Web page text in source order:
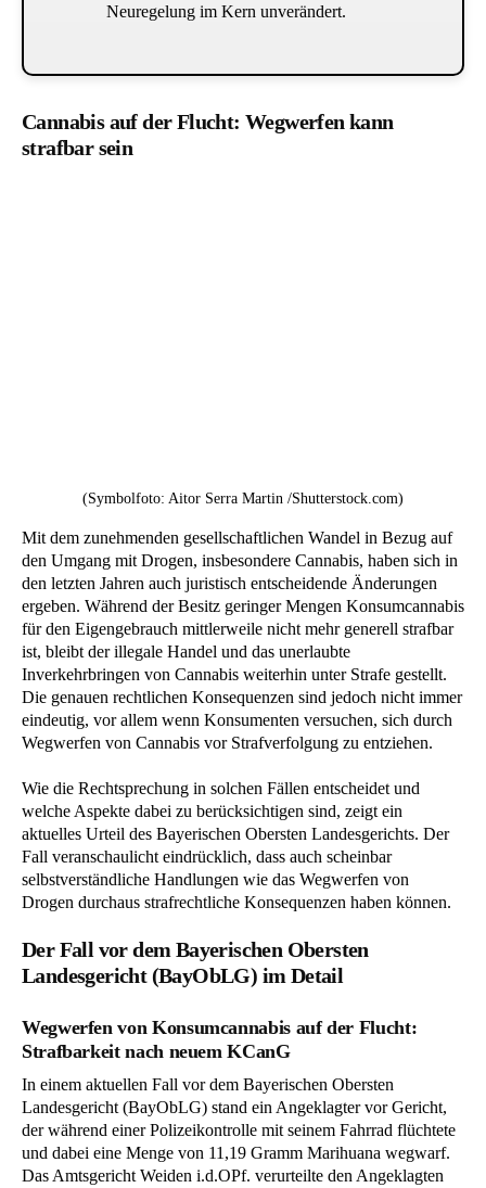
Neuregelung im Kern unverändert.
Cannabis auf der Flucht: Wegwerfen kann
strafbar sein
(Symbolfoto: Aitor Serra Martin /Shutterstock.com)
Mit dem zunehmenden gesellschaftlichen Wandel in Bezug auf
den Umgang mit Drogen, insbesondere Cannabis, haben sich in
den letzten Jahren auch juristisch entscheidende Änderungen
ergeben. Während der Besitz geringer Mengen Konsumcannabis
für den Eigengebrauch mittlerweile nicht mehr generell strafbar
ist, bleibt der illegale Handel und das unerlaubte
Inverkehrbringen von Cannabis weiterhin unter Strafe gestellt.
Die genauen rechtlichen Konsequenzen sind jedoch nicht immer
eindeutig, vor allem wenn Konsumenten versuchen, sich durch
Wegwerfen von Cannabis vor Strafverfolgung zu entziehen.
Wie die Rechtsprechung in solchen Fällen entscheidet und
welche Aspekte dabei zu berücksichtigen sind, zeigt ein
aktuelles Urteil des Bayerischen Obersten Landesgerichts. Der
Fall veranschaulicht eindrücklich, dass auch scheinbar
selbstverständliche Handlungen wie das Wegwerfen von
Drogen durchaus strafrechtliche Konsequenzen haben können.
Der Fall vor dem Bayerischen Obersten
Landesgericht (BayObLG) im Detail
Wegwerfen von Konsumcannabis auf der Flucht:
Strafbarkeit nach neuem KCanG
In einem aktuellen Fall vor dem Bayerischen Obersten
Landesgericht (BayObLG) stand ein Angeklagter vor Gericht,
der während einer Polizeikontrolle mit seinem Fahrrad flüchtete
und dabei eine Menge von 11,19 Gramm Marihuana wegwarf.
Das Amtsgericht Weiden i.d.OPf. verurteilte den Angeklagten